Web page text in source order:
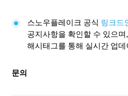
스노우플레이크 공식 링크드
공지사항을 확인할 수 있으
해시태그를 통해 실시간 업
문의